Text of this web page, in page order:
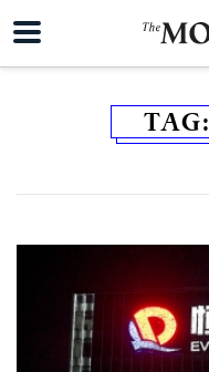
TAG: